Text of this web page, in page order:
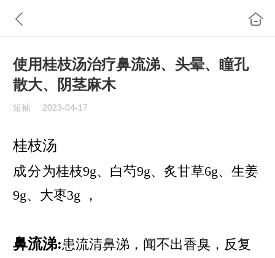
使用桂枝汤治疗鼻流涕、头晕、瞳孔
散大、阴茎麻木
短袖 2023-04-17
桂枝汤
成分为桂枝9g、 白芍9g、 炙甘草6g、 生姜
9g、 大枣3g ，
鼻流涕:患流清鼻涕，闻不出香臭，反复